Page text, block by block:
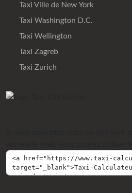
Taxi Ville de New York
Taxi Washington D.C.
Taxi Wellington
Taxi Zagreb
Taxi Zurich